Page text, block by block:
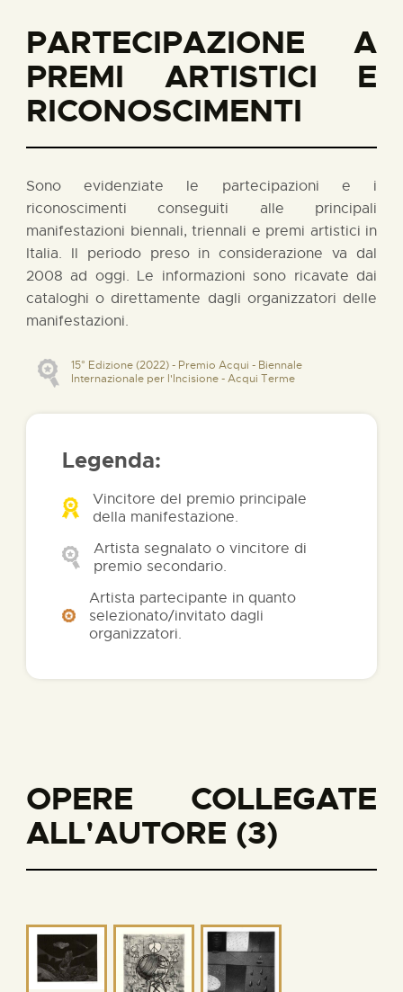
PARTECIPAZIONE A
PREMI ARTISTICI E
RICONOSCIMENTI
Sono evidenziate le partecipazioni e i
riconoscimenti conseguiti alle principali
manifestazioni biennali, triennali e premi artistici in
Italia. Il periodo preso in considerazione va dal
2008 ad oggi. Le informazioni sono ricavate dai
cataloghi o direttamente dagli organizzatori delle
manifestazioni.
15° Edizione (2022) - Premio Acqui - Biennale
Internazionale per l'Incisione - Acqui Terme
Legenda:
Vincitore del premio principale
della manifestazione.
Artista segnalato o vincitore di
premio secondario.
Artista partecipante in quanto
selezionato/invitato dagli
organizzatori.
OPERE COLLEGATE
ALL'AUTORE (3)